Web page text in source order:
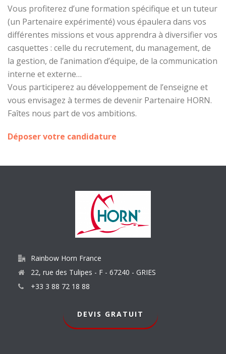
Vous profiterez d’une formation spécifique et un tuteur
(un Partenaire expérimenté) vous épaulera dans vos
différentes missions et vous apprendra à diversifier vos
casquettes : celle du recrutement, du management, de
la gestion, de l’animation d’équipe, de la communication
interne et externe…
Vous participerez au développement de l’enseigne et
vous envisagez à termes de devenir Partenaire HORN.
Faîtes nous part de vos ambitions.
Déposer votre candidature
Rainbow Horn France
22, rue des Tulipes - F - 67240 - GRIES
+33 3 88 72 18 88
DEVIS GRATUIT